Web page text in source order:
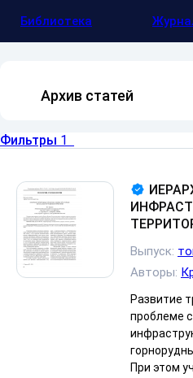
Библиотека
Архив статей
Фильтры 1
Выпуск:
Авторы:
Развитие
проблеме
При этом